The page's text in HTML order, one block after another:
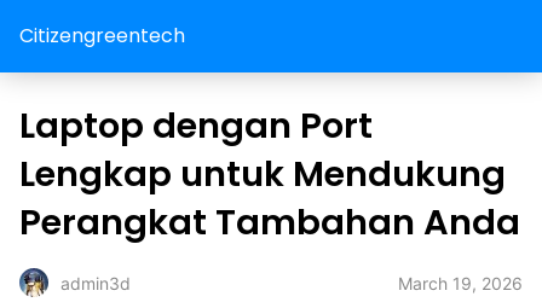
Citizengreentech
Laptop dengan Port
Lengkap untuk Mendukung
Perangkat Tambahan Anda
admin3d March 19, 2026